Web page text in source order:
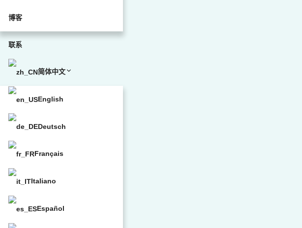
博客
联系
简体中文
English
Deutsch
Français
Italiano
Español